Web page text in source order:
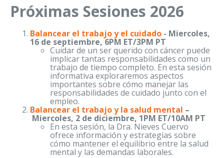
Próximas Sesiones 2026
Balancear el trabajo y el cuidado - Miercoles,
16 de septiembre, 6PM ET/3PM PT
Cuidar de un ser querido con cáncer puede
implicar tantas responsabilidades como un
trabajo de tiempo completo. En esta sesión
informativa exploraremos aspectos
importantes sobre cómo manejar las
responsabilidades de cuidado junto con el
empleo.
Balancear el trabajo y la salud mental –
Miercoles, 2 de diciembre, 1PM ET/10AM PT
En esta sesión, la Dra. Nieves Cuervo
ofrece información y estrategias sobre
cómo mantener el equilibrio entre la salud
mental y las demandas laborales.